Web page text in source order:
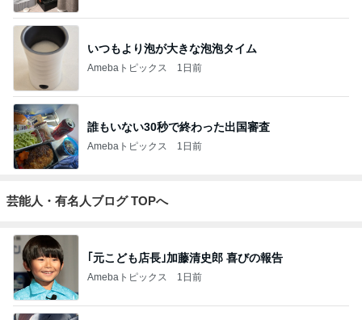
いつもより泡が大きな泡泡タイム
Amebaトピックス 1日前
誰もいない30秒で終わった出国審査
Amebaトピックス 1日前
芸能人・有名人ブログ TOPへ
｢元こども店長｣加藤清史郎 喜びの報告
Amebaトピックス 1日前